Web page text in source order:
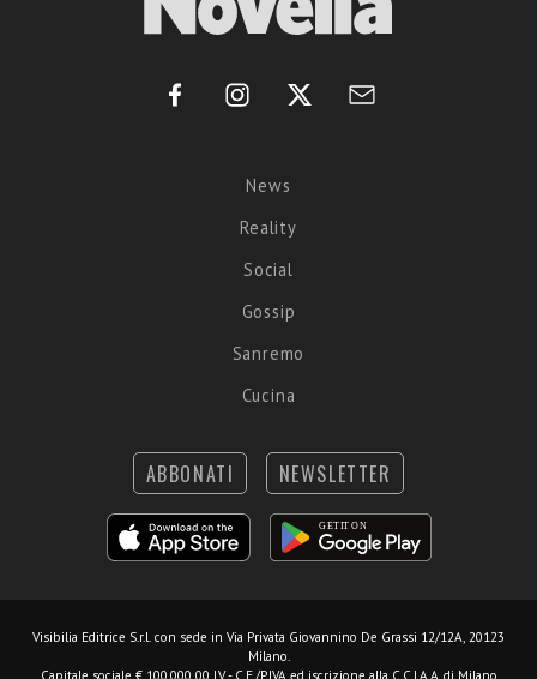
News
Reality
Social
Gossip
Sanremo
Cucina
ABBONATI NEWSLETTER
Visibilia Editrice S.r.l. con sede in Via Privata Giovannino De Grassi 12/12A, 20123
Milano.
Capitale sociale € 100.000,00 I.V. - C.F./P.IVA ed iscrizione alla C.C.I.A.A. di Milano